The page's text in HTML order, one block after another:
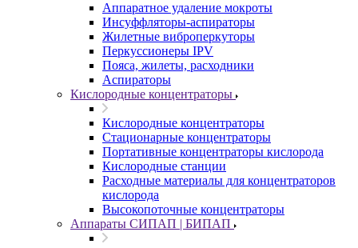
Аппаратное удаление мокроты
Инсуффляторы-аспираторы
Жилетные виброперкуторы
Перкуссионеры IPV
Пояса, жилеты, расходники
Аспираторы
Кислородные концентраторы
Кислородные концентраторы
Стационарные концентраторы
Портативные концентраторы кислорода
Кислородные станции
Расходные материалы для концентраторов
кислорода
Высокопоточные концентраторы
Аппараты СИПАП | БИПАП